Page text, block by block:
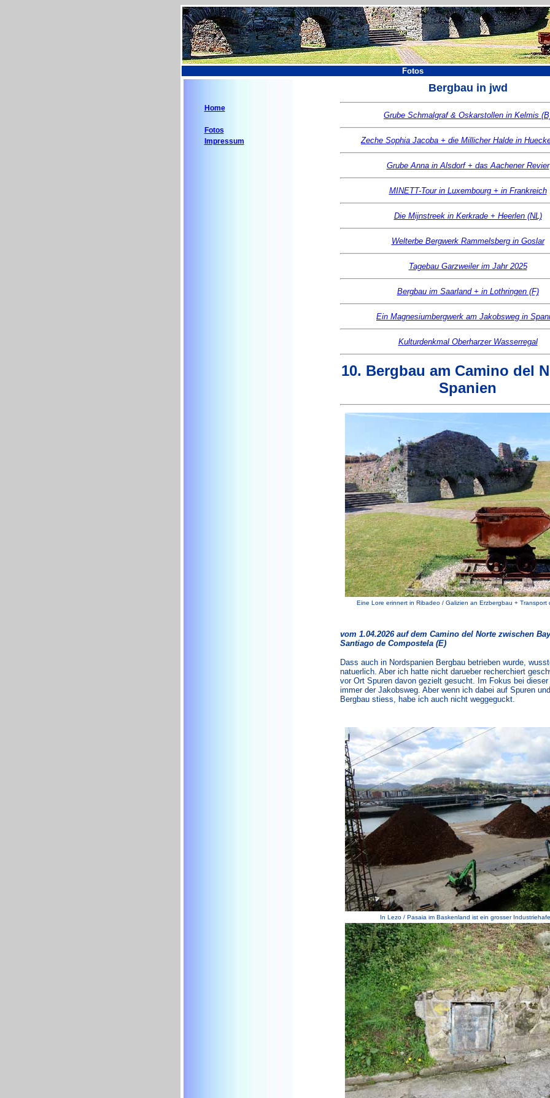
Fotos
Home
Fotos
Impressum
Bergbau in jwd
Grube Schmalgraf & Oskarstollen in Kelmis
Zeche Sophia Jacoba + die Millicher Halde in
Grube Anna in Alsdorf + das Aachener Revier
MINETT-Tour in Luxembourg + in Frankreich
Die Mijnstreek in Kerkrade + Heerlen (NL)
Welterbe Bergwerk Rammelsberg in Goslar
Tagebau Garzweiler im Jahr 2025
Bergbau im Saarland + in Lothringen (F)
Ein Magnesiumbergwerk am Jakobsweg in
Kulturdenkmal Oberharzer Wasserregal
10. Bergbau am Camino del
Spanien
Eine Lore erinnert in Ribadeo / Galizien an Erzbergbau + Transport
vom 1.04.2026 auf dem Camino del Norte zwischen
Santiago de Compostela (E)
Dass auch in Nordspanien Bergbau betrieben wurde,
natuerlich. Aber ich hatte nicht darueber recherchiert
vor Ort Spuren davon gezielt gesucht. Im Fokus bei dieser
immer der Jakobsweg. Aber wenn ich dabei auf Spuren
Bergbau stiess, habe ich auch nicht weggeguckt.
In Lezo / Pasaia im Baskenland ist ein grosser